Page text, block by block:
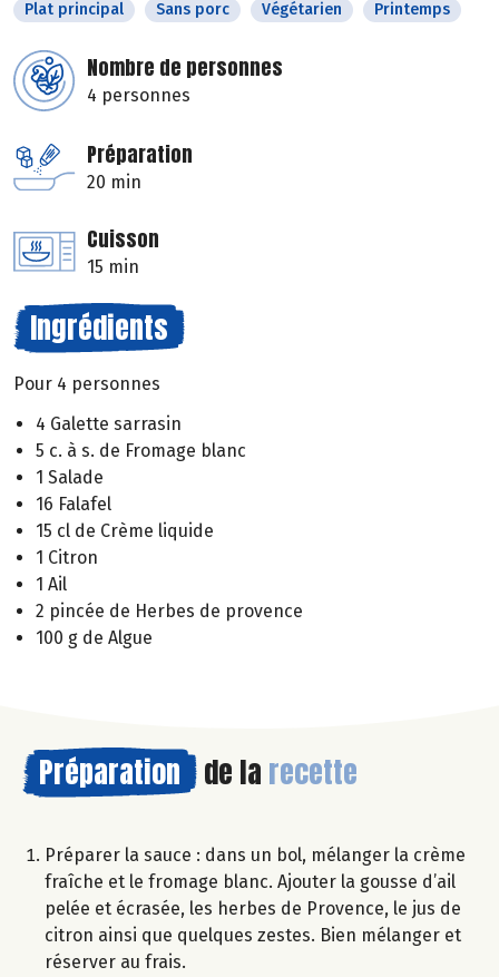
Plat principal Sans porc Végétarien Printemps
Nombre de personnes
4 personnes
Préparation
20 min
Cuisson
15 min
Ingrédients
Pour 4 personnes
4 Galette sarrasin
5 c. à s. de Fromage blanc
1 Salade
16 Falafel
15 cl de Crème liquide
1 Citron
1 Ail
2 pincée de Herbes de provence
100 g de Algue
Préparation de la recette
Préparer la sauce : dans un bol, mélanger la crème
fraîche et le fromage blanc. Ajouter la gousse d’ail
pelée et écrasée, les herbes de Provence, le jus de
citron ainsi que quelques zestes. Bien mélanger et
réserver au frais.